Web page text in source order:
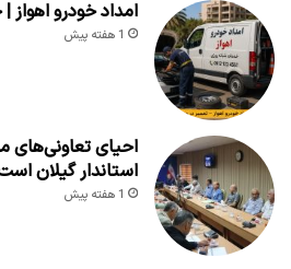
امداد خودرو اهواز |
1 هفته پیش
احیای تعاونی‌های
استاندار گیلان
1 هفته پیش